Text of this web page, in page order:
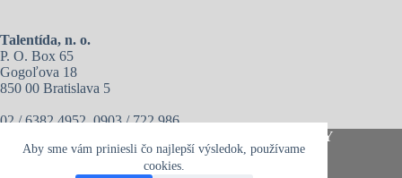
Aby sme vám priniesli čo najlepší výsledok, používame
cookies.
Talentída, n. o.
P. O. Box 65
Gogoľova 18
850 00 Bratislava 5
02 / 6382 4952, 0903 / 722 986
PRIVACY
POLICY